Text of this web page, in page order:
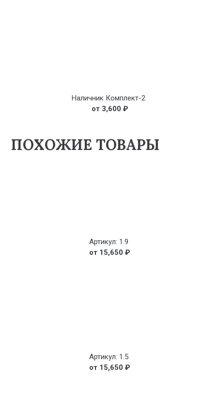
Наличник Комплект-2
3,600 ₽
ПОХОЖИЕ ТОВАРЫ
Артикул: 1.9
15,650 ₽
Артикул: 1.5
15,650 ₽